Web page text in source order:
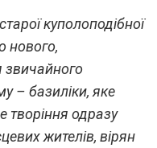
куполоподібної
нового,
звичайного
– базиліки, яке
творіння одразу
жителів, вірян